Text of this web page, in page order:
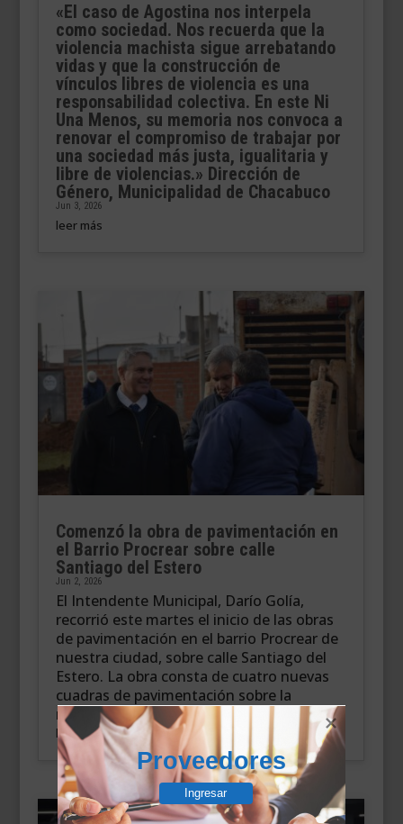
«El caso de Agostina nos interpela
como sociedad. Nos recuerda que la
violencia machista sigue arrebatando
vidas y que la construcción de
vínculos libres de violencia es una
responsabilidad colectiva. En este Ni
Una Menos, su memoria nos convoca a
renovar el compromiso de trabajar por
una sociedad más justa, igualitaria y
libre de violencias.» Dirección de
Género, Municipalidad de Chacabuco
Jun 3, 2026
leer más
Comenzó la obra de pavimentación en
el Barrio Procrear sobre calle
Santiago del Estero
Jun 2, 2026
El Intendente Municipal, Darío Golía,
recorrió este martes el inicio de las obras
de pavimentación en el barrio Procrear de
nuestra ciudad, sobre calle Santiago del
Estero. La obra consta de cuatro nuevas
cuadras de pavimentación sobre la
mencionada calle,...
leer más
Ingresar
Proveedores